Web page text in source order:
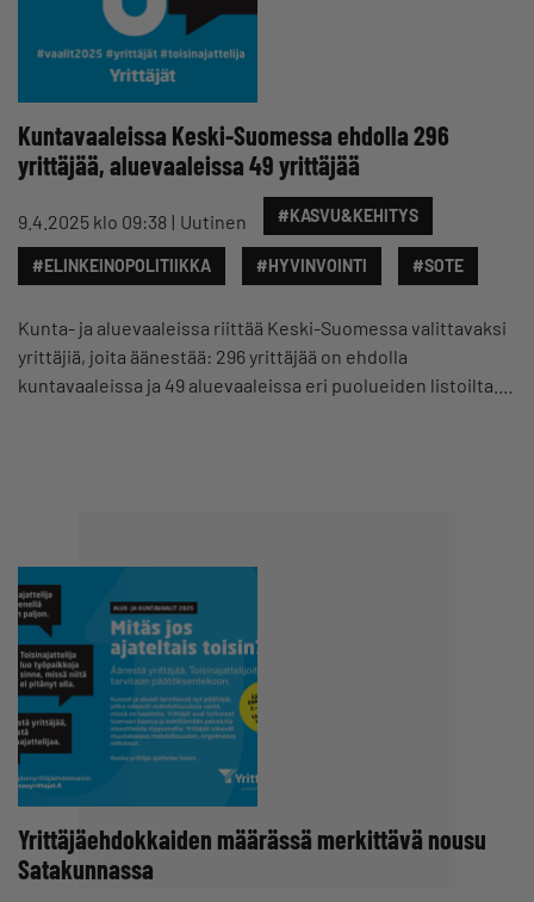
Kuntavaaleissa Keski-Suomessa ehdolla 296
yrittäjää, aluevaaleissa 49 yrittäjää
9.4.2025 klo 09:38 Uutinen #KASVU&KEHITYS
#ELINKEINOPOLITIIKKA #HYVINVOINTI #SOTE
Kunta- ja aluevaaleissa riittää Keski-Suomessa valittavaksi
yrittäjiä, joita äänestää: 296 yrittäjää on ehdolla
kuntavaaleissa ja 49 aluevaaleissa eri puolueiden listoilta.…
Yrittäjäehdokkaiden määrässä merkittävä nousu
Satakunnassa